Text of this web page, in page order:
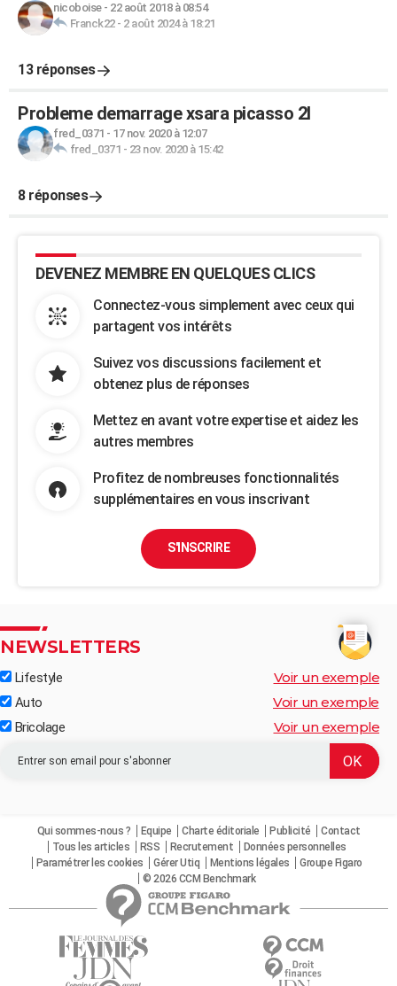
nicoboise- 22 août 2018 à 08:54
Franck22- 2 août 2024 à 18:21
13 réponses
Probleme demarrage xsara picasso 2l
fred_0371 - 17 nov. 2020 à 12:07
fred_0371 - 23 nov. 2020 à 15:42
8 réponses
DEVENEZ MEMBRE EN QUELQUES CLICS
Connectez-vous simplement avec ceux qui
partagent vos intérêts
Suivez vos discussions facilement et
obtenez plus de réponses
Mettez en avant votre expertise et aidez les
autres membres
Profitez de nombreuses fonctionnalités
supplémentaires en vous inscrivant
S'INSCRIRE
NEWSLETTERS
Lifestyle Voir un exemple
Auto Voir un exemple
Bricolage Voir un exemple
Qui sommes-nous ? Equipe Charte éditoriale Publicité
Contact
Tous les articles
RSS Recrutement
Données personnelles
Paramétrer les cookies
Gérer Utiq Mentions légales
Groupe Figaro
© 2026 CCM Benchmark